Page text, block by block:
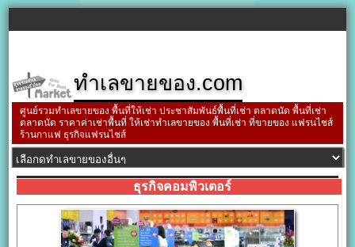
ทำเลขายของ.com
ศูนย์รวมทำเลขายของ พื้นที่ให้เช่า ประชาสัมพันธ์พื้นที่เช่า ตลาดนัด พื้นที่เช่า
ตลาดนัด ราคาค่าเช่าพื้นที่ ให้เช่าทำเลขายของ พื้นที่เช่า ที่ขายของ แฟรนไชส์
ร้านกาแฟ ธุรกิจแฟรนไชส์
ธุรกิจคอมพิวเตอร์